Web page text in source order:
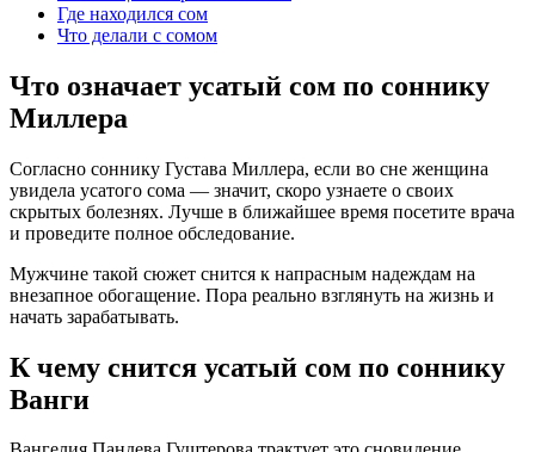
Где находился сом
Что делали с сомом
Что означает усатый сом по соннику
Миллера
Согласно соннику Густава Миллера, если во сне женщина
увидела усатого сома — значит, скоро узнаете о своих
скрытых болезнях. Лучше в ближайшее время посетите врача
и проведите полное обследование.
Мужчине такой сюжет снится к напрасным надеждам на
внезапное обогащение. Пора реально взглянуть на жизнь и
начать зарабатывать.
К чему снится усатый сом по соннику
Ванги